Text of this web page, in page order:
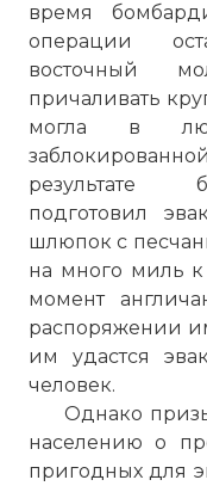
время
операции
восточный
причаливать
могла в
результате
подготовил
шлюпок с
на много миль к
момент
распоряжении
им удастся
человек.
Однако
населению о
пригодных для